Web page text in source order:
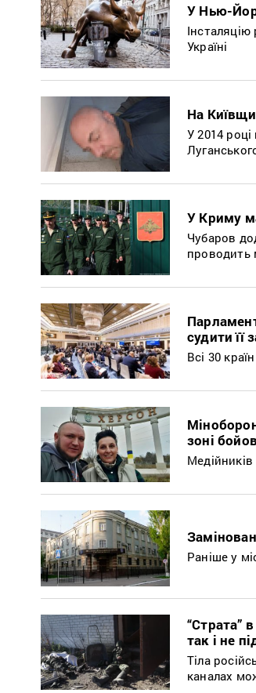
У Нью-
Україні
На
У 2014 році
У Криму
Чубаров
проводить
судити її
Всі 30
зоні
Раніше у
“Страта”
так і не
Тіла
каналах